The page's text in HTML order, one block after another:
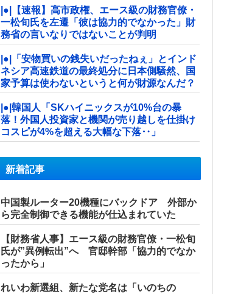
|●|【速報】高市政権、エース級の財務官僚・
一松旬氏を左遷「彼は協力的でなかった」財
務省の言いなりではないことが判明
|●|「安物買いの銭失いだったねぇ」とインド
ネシア高速鉄道の最終処分に日本側騒然、国
家予算は使わないというと何が財源なんだ？
|●|韓国人「SKハイニックスが10%台の暴
落！外国人投資家と機関が売り越しを仕掛け
コスピが4%を超える大幅な下落‥」
新着記事
中国製ルーター20機種にバックドア 外部か
ら完全制御できる機能が仕込まれていた
【財務省人事】エース級の財務官僚・一松旬
氏が”異例転出”へ 官邸幹部「協力的でなか
ったから」
れいわ新選組、新たな党名は「いのちの